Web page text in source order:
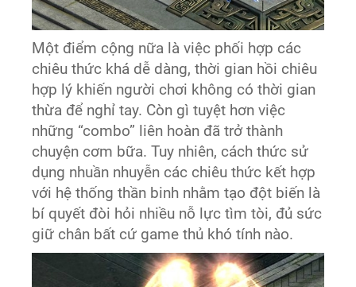
Một điểm cộng nữa là việc phối hợp các
chiêu thức khá dễ dàng, thời gian hồi chiêu
hợp lý khiến người chơi không có thời gian
thừa để nghỉ tay. Còn gì tuyệt hơn việc
những “combo” liên hoàn đã trở thành
chuyện cơm bữa. Tuy nhiên, cách thức sử
dụng nhuần nhuyễn các chiêu thức kết hợp
với hệ thống thần binh nhằm tạo đột biến là
bí quyết đòi hỏi nhiều nỗ lực tìm tòi, đủ sức
giữ chân bất cứ game thủ khó tính nào.